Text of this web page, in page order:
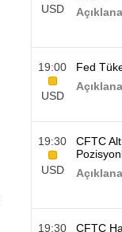
USD
19:00
USD
Fed
19:30
USD
CFTC
19:30 CFTC